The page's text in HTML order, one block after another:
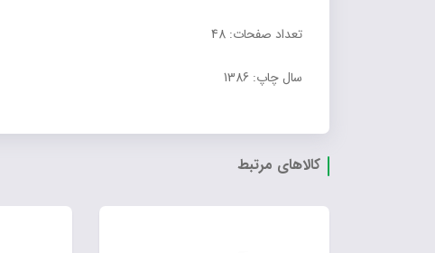
تعداد صفحات: 48
سال چاپ: 1386
کالاهای مرتبط